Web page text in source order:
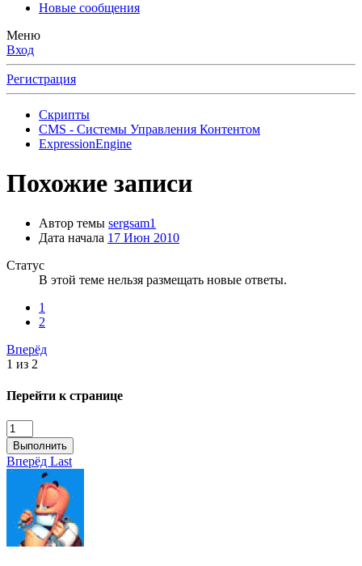
Новые сообщения
Меню
Вход
Регистрация
Скрипты
CMS - Системы Управления Контентом
ExpressionEngine
Похожие записи
Автор темы sergsam1
Дата начала 17 Июн 2010
Статус
В этой теме нельзя размещать новые ответы.
1
2
Вперёд
1 из 2
Перейти к странице
Выполнить
Вперёд Last